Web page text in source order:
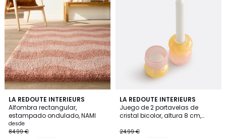
LA REDOUTE INTERIEURS
Alfombra rectangular,
estampado ondulado, NAMI
desde
84.99 €
3
/
5
LA REDOUTE INTERIEURS
Juego de 2 portavelas de
cristal bicolor, altura 8 cm,
24.99 €